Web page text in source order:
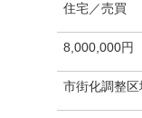
住宅／売買
8,000,000円
市街化調整区